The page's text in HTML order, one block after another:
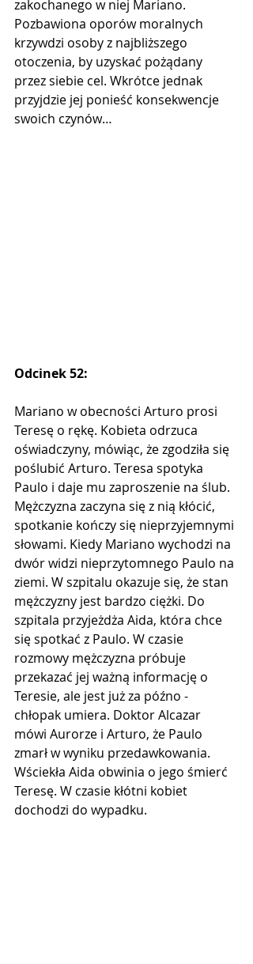
zakochanego w niej Mariano.
Pozbawiona oporów moralnych
krzywdzi osoby z najbliższego
otoczenia, by uzyskać pożądany
przez siebie cel. Wkrótce jednak
przyjdzie jej ponieść konsekwencje
swoich czynów…
Odcinek 52:
Mariano w obecności Arturo prosi
Teresę o rękę. Kobieta odrzuca
oświadczyny, mówiąc, że zgodziła się
poślubić Arturo. Teresa spotyka
Paulo i daje mu zaproszenie na ślub.
Mężczyzna zaczyna się z nią kłócić,
spotkanie kończy się nieprzyjemnymi
słowami. Kiedy Mariano wychodzi na
dwór widzi nieprzytomnego Paulo na
ziemi. W szpitalu okazuje się, że stan
mężczyzny jest bardzo ciężki. Do
szpitala przyjeżdża Aida, która chce
się spotkać z Paulo. W czasie
rozmowy mężczyzna próbuje
przekazać jej ważną informację o
Teresie, ale jest już za późno -
chłopak umiera. Doktor Alcazar
mówi Aurorze i Arturo, że Paulo
zmarł w wyniku przedawkowania.
Wściekła Aida obwinia o jego śmierć
Teresę. W czasie kłótni kobiet
dochodzi do wypadku.